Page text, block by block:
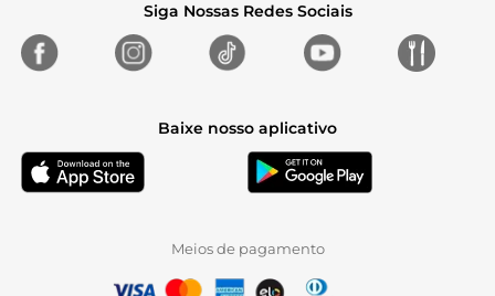
Siga Nossas Redes Sociais
Baixe nosso aplicativo
Meios de pagamento